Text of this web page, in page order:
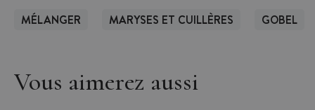
MÉLANGER MARYSES ET CUILLÈRES GOBEL
Vous aimerez aussi